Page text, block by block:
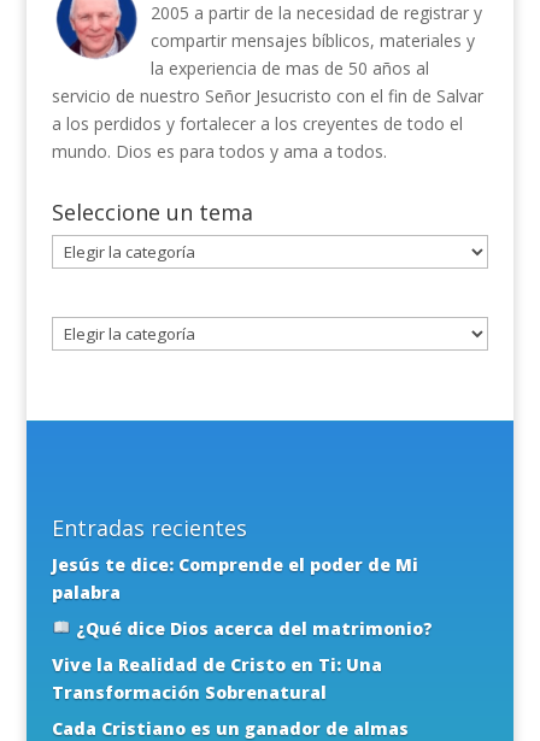
2005 a partir de la necesidad de registrar y
compartir mensajes bíblicos, materiales y
la experiencia de mas de 50 años al
servicio de nuestro Señor Jesucristo con el fin de Salvar
a los perdidos y fortalecer a los creyentes de todo el
mundo. Dios es para todos y ama a todos.
Seleccione un tema
Seleccione
un
Entradas recientes
Jesús te dice: Comprende el poder de Mi
palabra
¿Qué dice Dios acerca del matrimonio?
Vive la Realidad de Cristo en Ti: Una
Transformación Sobrenatural
Cada Cristiano es un ganador de almas